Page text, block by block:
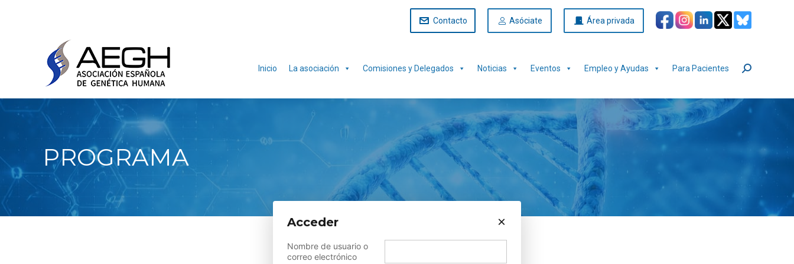
Contacto Asóciate Área privada
Inicio La asociación Comisiones y Delegados Noticias Eventos Empleo y Ayudas Para Pacientes Buscar:
PROGRAMA
Acceder ×
Nombre de usuario o
correo electrónico